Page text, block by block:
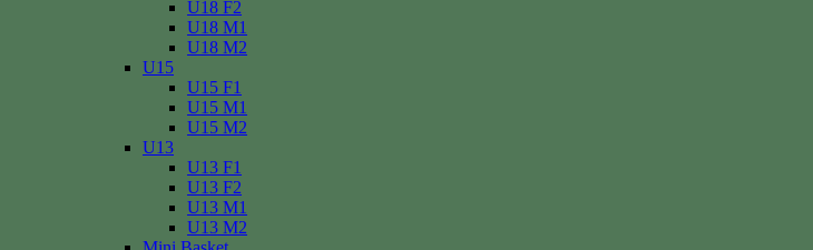
U18 F2
U18 M1
U18 M2
U15
U15 F1
U15 M1
U15 M2
U13
U13 F1
U13 F2
U13 M1
U13 M2